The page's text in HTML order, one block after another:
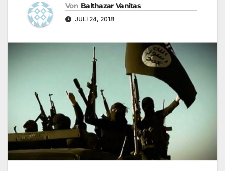
Von Balthazar Vanitas
JULI 24, 2018